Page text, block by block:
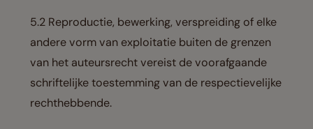
5.2 Reproductie, bewerking, verspreiding of elke
andere vorm van exploitatie buiten de grenzen
van het auteursrecht vereist de voorafgaande
schriftelijke toestemming van de respectievelijke
rechthebbende.